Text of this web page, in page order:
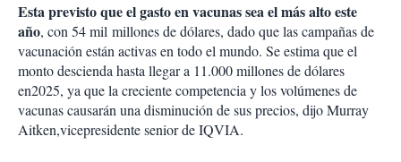
Esta previsto que el gasto en vacunas sea el más alto este
año, con 54 mil millones de dólares, dado que las campañas de
vacunación están activas en todo el mundo. Se estima que el
monto descienda hasta llegar a 11.000 millones de dólares
en2025, ya que la creciente competencia y los volúmenes de
vacunas causarán una disminución de sus precios, dijo Murray
Aitken,vicepresidente senior de IQVIA.